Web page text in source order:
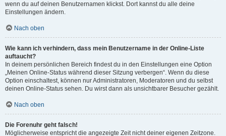
wenn du auf deinen Benutzernamen klickst. Dort kannst du alle deine
Einstellungen ändern.
Nach oben
Wie kann ich verhindern, dass mein Benutzername in der Online-Liste
auftaucht?
In deinem persönlichen Bereich findest du in den Einstellungen eine Option
„Meinen Online-Status während dieser Sitzung verbergen“. Wenn du diese
Option einschaltest, können nur Administratoren, Moderatoren und du selbst
deinen Online-Status sehen. Du wirst dann als unsichtbarer Besucher gezählt.
Nach oben
Die Forenuhr geht falsch!
Möglicherweise entspricht die angezeigte Zeit nicht deiner eigenen Zeitzone.